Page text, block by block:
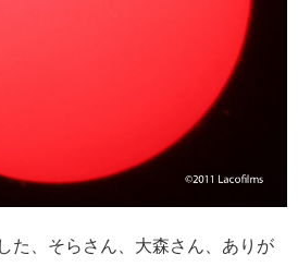
た、そらさん、大森さん、ありが